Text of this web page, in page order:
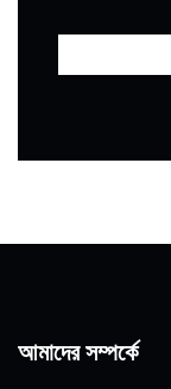
আমাদের সম্পর্কে